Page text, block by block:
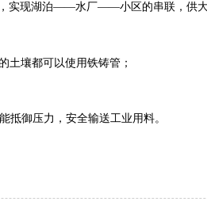
实现湖泊——水厂——小区的串联，供大
土壤都可以使用铁铸管；
抵御压力，安全输送工业用料。